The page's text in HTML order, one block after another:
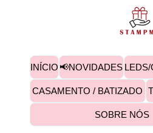
INÍCIO 📢NOVIDADES
CASAMENTO / BATIZADO
SOBRE NÓS